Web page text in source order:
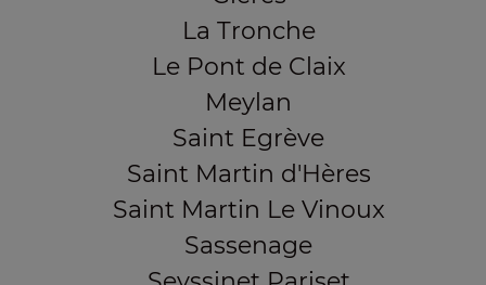
La Tronche
Le Pont de Claix
Meylan
Saint Egrève
Saint Martin d'Hères
Saint Martin Le Vinoux
Sassenage